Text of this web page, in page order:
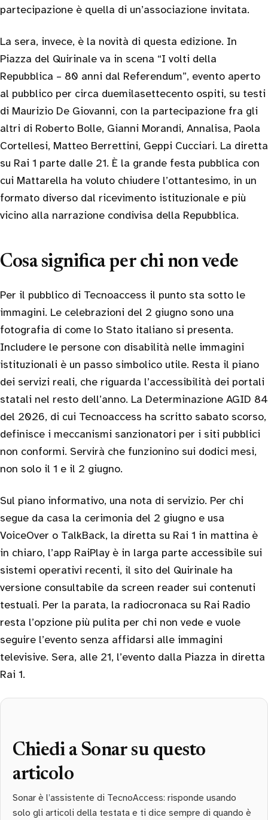
partecipazione è quella di un’associazione invitata.
La sera, invece, è la novità di questa edizione. In
Piazza del Quirinale va in scena “I volti della
Repubblica – 80 anni dal Referendum”, evento aperto
al pubblico per circa duemilasettecento ospiti, su testi
di Maurizio De Giovanni, con la partecipazione fra gli
altri di Roberto Bolle, Gianni Morandi, Annalisa, Paola
Cortellesi, Matteo Berrettini, Geppi Cucciari. La diretta
su Rai 1 parte dalle 21. È la grande festa pubblica con
cui Mattarella ha voluto chiudere l’ottantesimo, in un
formato diverso dal ricevimento istituzionale e più
vicino alla narrazione condivisa della Repubblica.
Cosa significa per chi non vede
Per il pubblico di Tecnoaccess il punto sta sotto le
immagini. Le celebrazioni del 2 giugno sono una
fotografia di come lo Stato italiano si presenta.
Includere le persone con disabilità nelle immagini
istituzionali è un passo simbolico utile. Resta il piano
dei servizi reali, che riguarda l’accessibilità dei portali
statali nel resto dell’anno. La Determinazione AGID 84
del 2026, di cui Tecnoaccess ha scritto sabato scorso,
definisce i meccanismi sanzionatori per i siti pubblici
non conformi. Servirà che funzionino sui dodici mesi,
non solo il 1 e il 2 giugno.
Sul piano informativo, una nota di servizio. Per chi
segue da casa la cerimonia del 2 giugno e usa
VoiceOver o TalkBack, la diretta su Rai 1 in mattina è
in chiaro, l’app RaiPlay è in larga parte accessibile sui
sistemi operativi recenti, il sito del Quirinale ha
versione consultabile da screen reader sui contenuti
testuali. Per la parata, la radiocronaca su Rai Radio
resta l’opzione più pulita per chi non vede e vuole
seguire l’evento senza affidarsi alle immagini
televisive. Sera, alle 21, l’evento dalla Piazza in diretta
Rai 1.
Chiedi a Sonar su questo
articolo
Sonar è l’assistente di TecnoAccess: risponde usando
solo gli articoli della testata e ti dice sempre di quando è